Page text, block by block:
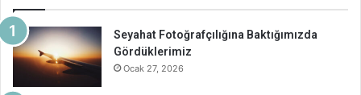
Seyahat Fotoğrafçılığına Baktığımızda
Gördüklerimiz
Ocak 27, 2026